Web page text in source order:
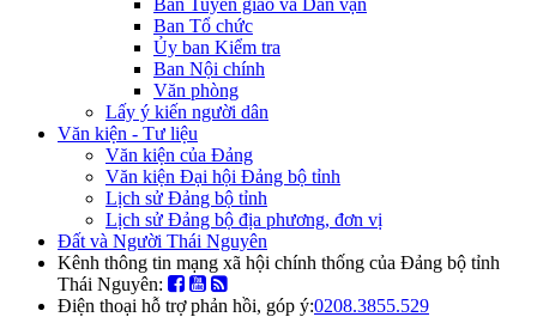
Ban Tổ chức
Ủy ban Kiểm tra
Ban Nội chính
Văn phòng
Lấy ý kiến người dân
Văn kiện - Tư liệu
Văn kiện của Đảng
Văn kiện Đại hội Đảng bộ tỉnh
Lịch sử Đảng bộ tỉnh
Lịch sử Đảng bộ địa phương, đơn vị
Đất và Người Thái Nguyên
Kênh thông tin mạng xã hội chính thống của Đảng bộ tỉnh
Thái Nguyên:
Điện thoại hỗ trợ phản hồi, góp ý:0208.3855.529